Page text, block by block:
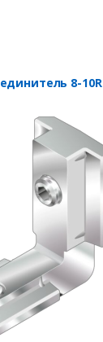
8-10R